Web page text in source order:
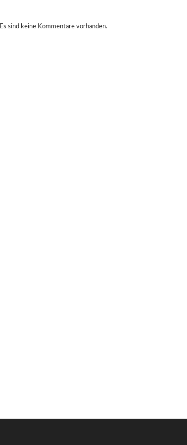
Es sind keine Kommentare vorhanden.